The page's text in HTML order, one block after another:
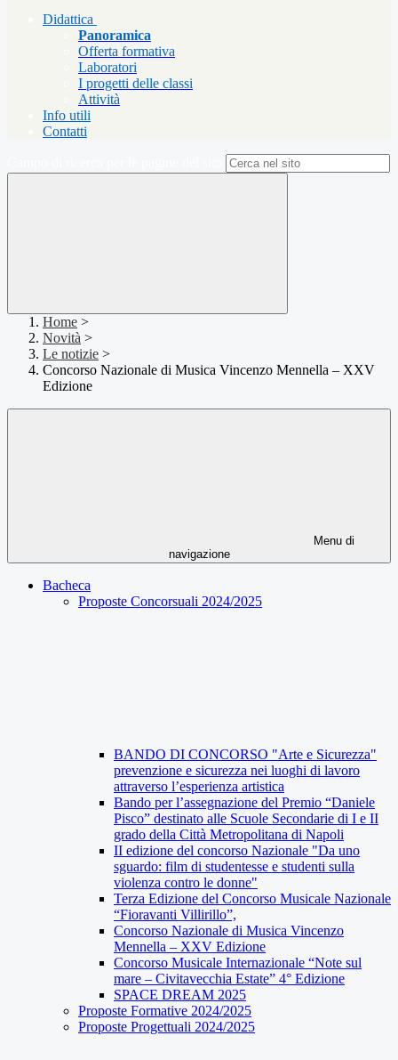
Didattica
Panoramica
Offerta formativa
Laboratori
I progetti delle classi
Attività
Info utili
Contatti
Home >
Novità >
Le notizie >
Concorso Nazionale di Musica Vincenzo Mennella – XXV
Edizione
Menu di
navigazione
Bacheca
Proposte Concorsuali 2024/2025
BANDO DI CONCORSO "Arte e Sicurezza"
prevenzione e sicurezza nei luoghi di lavoro
attraverso l’esperienza artistica
Bando per l’assegnazione del Premio “Daniele
Pisco” destinato alle Scuole Secondarie di I e II
grado della Città Metropolitana di Napoli
II edizione del concorso Nazionale "Da uno
sguardo: film di studentesse e studenti sulla
violenza contro le donne"
Terza Edizione del Concorso Musicale Nazionale
“Fioravanti Villirillo”,
Concorso Nazionale di Musica Vincenzo
Mennella – XXV Edizione
Concorso Musicale Internazionale “Note sul
mare – Civitavecchia Estate” 4° Edizione
SPACE DREAM 2025
Proposte Formative 2024/2025
Proposte Progettuali 2024/2025